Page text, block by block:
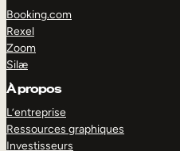
Booking.com
Rexel
Zoom
Silæ
À propos
L’entreprise
Ressources graphiques
Investisseurs